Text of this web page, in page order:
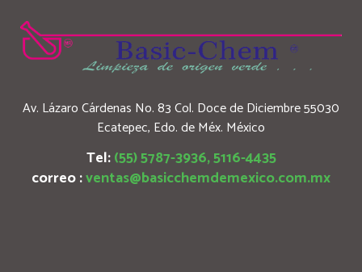
Av. Lázaro Cárdenas No. 83 Col. Doce de Diciembre 55030
Ecatepec, Edo. de Méx. México
Tel:(55) 5787-3936, 5116-4435
correo :ventas@basicchemdemexico.com.mx